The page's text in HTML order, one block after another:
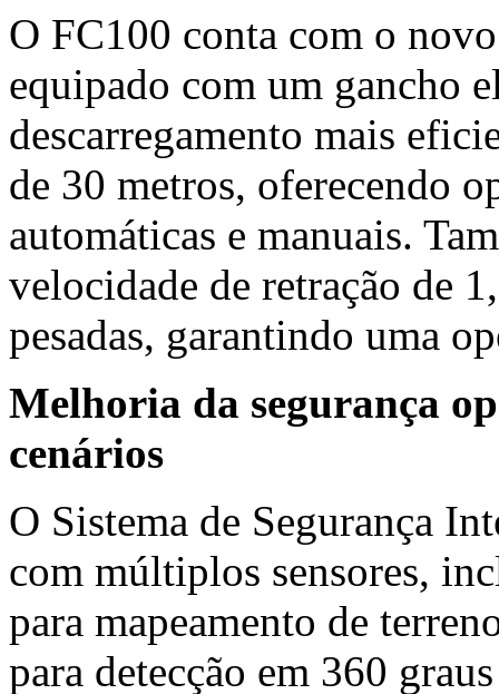
O FC100 conta com o
equipado com um gancho
descarregamento mais
de 30 metros, oferecendo
automáticas e manuais.
velocidade de retração de
pesadas, garantindo uma
Melhoria da segurança
cenários
O Sistema de Segurança
com múltiplos sensores,
para mapeamento de
para detecção em 360